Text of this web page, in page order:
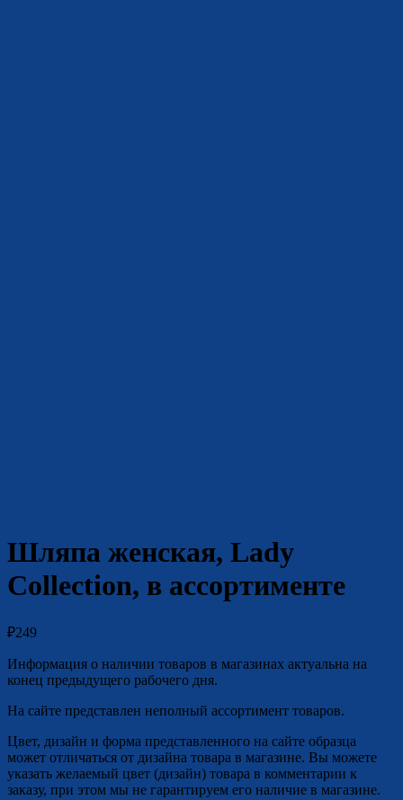
Шляпа женская, Lady
Collection, в ассортименте
₽249
Информация о наличии товаров в магазинах актуальна на
конец предыдущего рабочего дня.
На сайте представлен неполный ассортимент товаров.
Цвет, дизайн и форма представленного на сайте образца
может отличаться от дизайна товара в магазине. Вы можете
указать желаемый цвет (дизайн) товара в комментарии к
заказу, при этом мы не гарантируем его наличие в магазине.